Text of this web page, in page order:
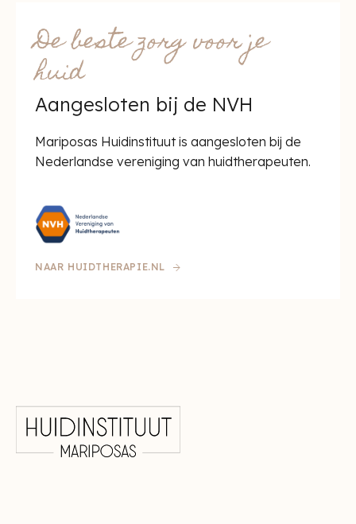
De beste zorg voor je
huid
Aangesloten bij de NVH
Mariposas Huidinstituut is aangesloten bij de
Nederlandse vereniging van huidtherapeuten.
NAAR HUIDTHERAPIE.NL